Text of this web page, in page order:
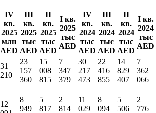
IV
кв.
2025
млн
AED
III
кв.
2025
тыс
AED
II
кв.
2025
тыс
AED
I кв.
2025
тыс
AED
IV
кв.
2024
тыс
AED
III
кв.
2024
тыс
AED
II
кв.
2024
тыс
AED
I кв.
2024
тыс
AED
31
210
23
157
360
15
008
815
7
347
379
30
217
473
22
416
855
14
829
407
7
362
066
12
8
949
5
817
2
814
11
029
8
094
5
506
2
776